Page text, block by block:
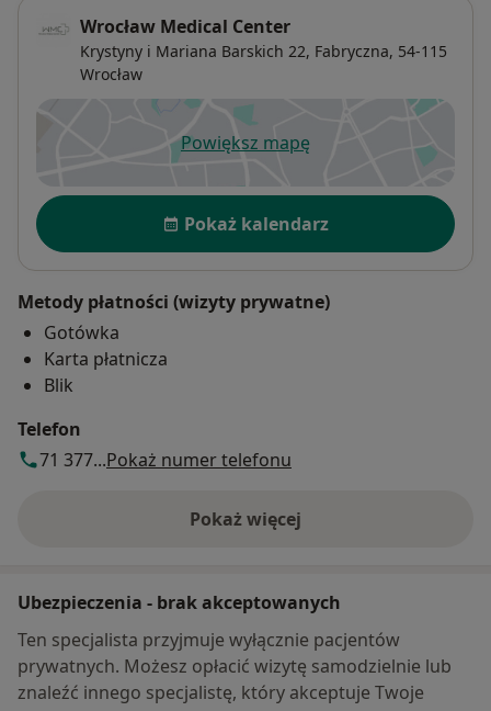
Wrocław Medical Center
Krystyny i Mariana Barskich 22, Fabryczna, 54-115
Wrocław
Powiększ mapęotwiera się w nowej karcie
Dostępność
Pokaż kalendarz
Metody płatności (wizyty prywatne)
Gotówka
Karta płatnicza
Blik
Telefon
71 377...Pokaż numer telefonu
Pokaż więcej
o adresie
Ubezpieczenia - brak akceptowanych
Ten specjalista przyjmuje wyłącznie pacjentów
prywatnych. Możesz opłacić wizytę samodzielnie lub
znaleźć innego specjalistę, który akceptuje Twoje